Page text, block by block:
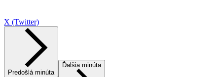
X (Twitter)
Predošlá minúta
Ďalšia minúta